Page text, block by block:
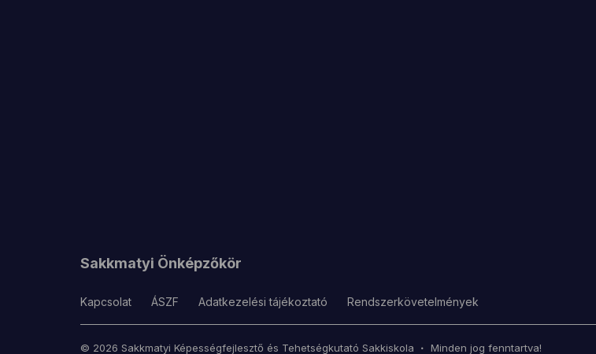
Sakkmatyi Önképzőkör
Kapcsolat ÁSZF Adatkezelési tájékoztató Rendszerkövetelmények
© 2026 Sakkmatyi Képességfejlesztő és Tehetségkutató Sakkiskola Minden jog fenntartva!